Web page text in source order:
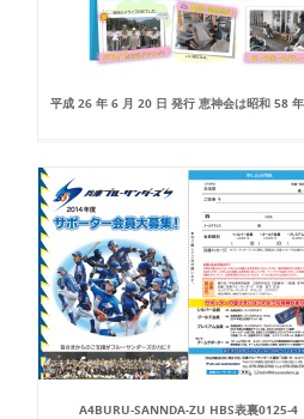
平成 26 年 6 月 20 日 発行 恵神会は昭和 58
A4BURU-SANNDA-ZU HBS表裏0125-4